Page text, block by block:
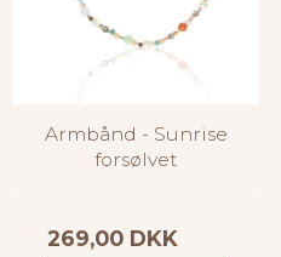
Armbånd - Sunrise
forsølvet
269,00 DKK